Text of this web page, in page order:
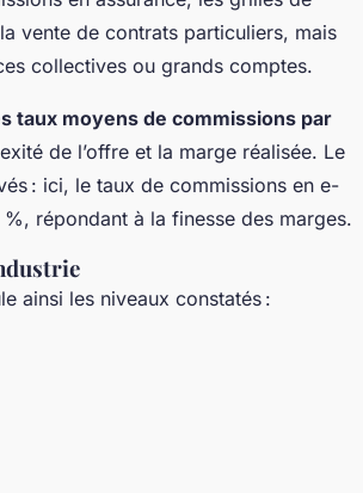
vente de contrats particuliers, mais
collectives ou grands comptes.
taux moyens de commissions par
de l’offre et la marge réalisée. Le
: ici, le taux de commissions en e-
répondant à la finesse des marges.
ainsi les niveaux constatés :